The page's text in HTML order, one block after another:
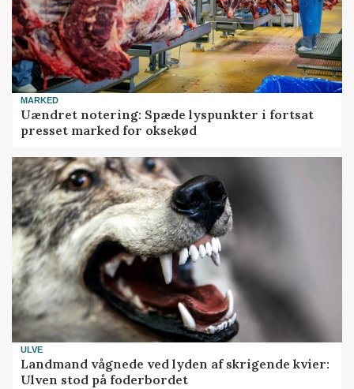
MARKED
Uændret notering: Spæde lyspunkter i fortsat
presset marked for oksekød
ULVE
Landmand vågnede ved lyden af skrigende kvier:
Ulven stod på foderbordet